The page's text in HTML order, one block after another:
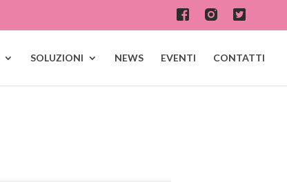
SOLUZIONI NEWS EVENTI CONTATTI